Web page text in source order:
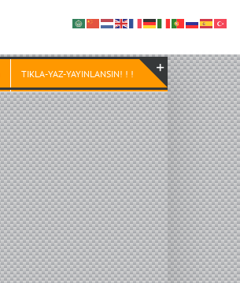
TIKLA-YAZ-YAYINLANSIN! ! !
Toggle
Sliding
Bar
Area